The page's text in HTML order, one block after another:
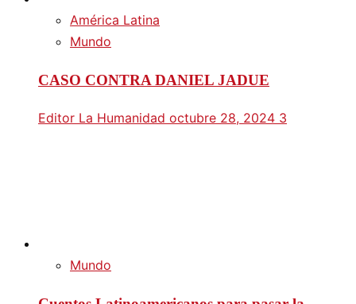
América Latina
Mundo
CASO CONTRA DANIEL JADUE
Editor La Humanidad octubre 28, 2024 3
Mundo